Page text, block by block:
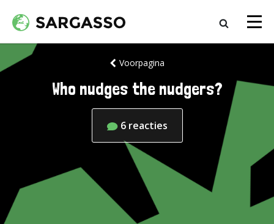
Voorpagina
Who nudges the nudgers?
6 reacties